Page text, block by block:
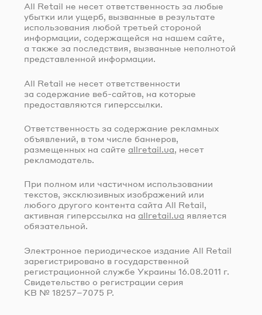
All Retail не несет ответственность за любые
убытки или ущерб, вызванные в результате
использования любой третьей стороной
информации, содержащейся на нашем сайте,
а также за последствия, вызванные неполнотой
представленной информации.
All Retail не несет ответственности
за содержание веб-сайтов , на которые
предоставляются гиперссылки.
Ответственность за содержание рекламных
объявлений, в том числе баннеров,
размещенных на сайте allretail.ua, несет
рекламодатель.
При полном или частичном использовании
текстов, эксклюзивных изображений или
любого другого контента сайта All Retail,
активная гиперссылка на allretail.ua является
обязательной.
Электронное периодическое издание All Retail
зарегистрировано в государственной
регистрационной службе Украины 16.08.2011 г.
Свидетельство о регистрации серия
КВ № 18257–7075 Р.